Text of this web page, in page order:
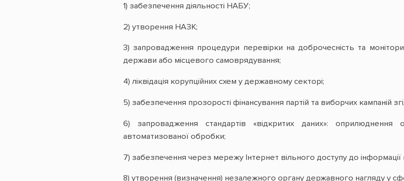
1) забезпечення діяльності НАБУ;
2) утворення НАЗК;
3) запровадження процедури перевірки на доброчесність та
держави або місцевого самоврядування;
4) ліквідація корупційних схем у державному секторі;
5) забезпечення прозорості фінансування партій та виборчих кампаній
6) запровадження стандартів «відкритих даних»:
автоматизованої обробки;
7) забезпечення через мережу Інтернет вільного доступу до інформації
8) утворення (визначення) незалежного органу державного нагляду у